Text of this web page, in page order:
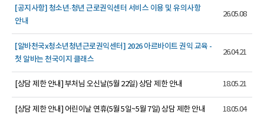
[공지사항] 청소년·청년 근로권익센터 서비스 이용 및 유의사항
안내
26.05.08
[알바천국x청소년청년근로권익센터] 2026 아르바이트 권익 교육 -
첫 알바는 천국이지 클래스
26.04.21
[상담 제한 안내] 부처님 오신날(5월 22일) 상담 제한 안내 18.05.21
[상담 제한 안내] 어린이날 연휴(5월 5일~5월 7일) 상담 제한 안내 18.05.04